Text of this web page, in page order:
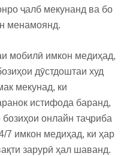
ҷалб мекунанд ва бо
менамоянд.
мобилӣ имкон медиҳад,
дӯстдоштаи худ
мекунад, ки
истифода баранд,
онлайн таҷриба
7 имкон медиҳад, ки ҳар
зарурӣ ҳал шаванд.